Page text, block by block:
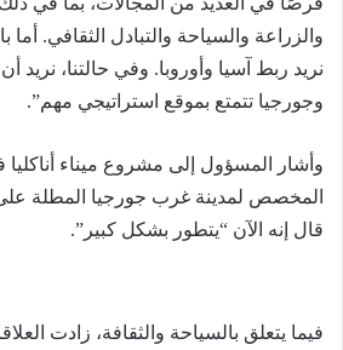
والزراعة والسياحة والتبادل الثقافي. أما
نريد ربط آسيا وأوروبا. وفي حالتنا، نريد
وجورجيا تتمتع بموقع استراتيجي مهم”.
وأشار المسؤول إلى مشروع ميناء أناكليا
المخصص لمدينة غرب جورجيا المطلة على
قال إنه الآن “يتطور بشكل كبير”.
فيما يتعلق بالسياحة والثقافة، زادت